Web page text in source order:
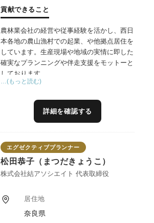
貢献できること
農林業会社の経営や従事経験を活かし、西日
本各地の農山漁村での起業、や他拠点居住を
しています。生産現場や地域の実情に即した
確実なプランニングや伴走支援をモットーと
しております。
…(もっと読む)
詳細を確認する
エグゼクティブプランナー
松田恭子（まつだきょうこ）
株式会社結アソシエイト 代表取締役
居住地
奈良県